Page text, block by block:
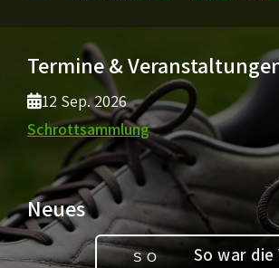
Termine &
12 Sep. 2026
Schrottsammlung
Neues
SO So war